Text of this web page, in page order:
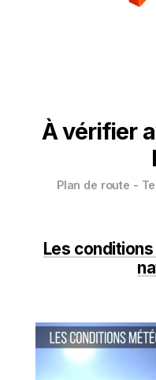
À vérifier
Plan de route -
Les